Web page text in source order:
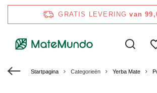
GRATIS LEVERING van
Startpagina Categorieën Yerba Mate